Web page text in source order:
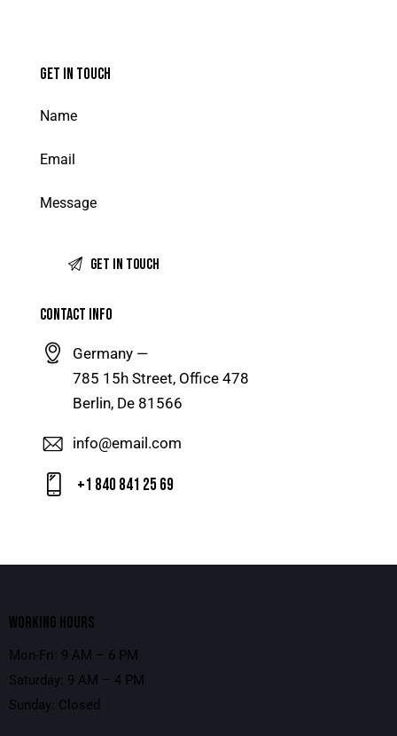
GET IN TOUCH
CONTACT INFO
Germany —
785 15h Street, Office 478
Berlin, De 81566
info@email.com
+1 840 841 25 69
WORKING HOURS
Mon-Fri: 9 AM – 6 PM
Saturday: 9 AM – 4 PM
Sunday: Closed